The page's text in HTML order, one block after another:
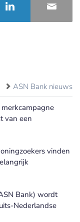
ASN Bank nieuws
van een
vinden
Bank) wordt
Nederlandse